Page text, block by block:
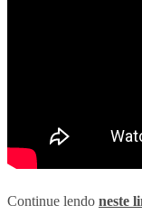
Continue lendo neste